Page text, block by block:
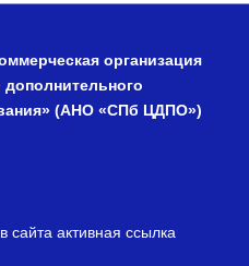
организация
дополнительного
(АНО «СПб ЦДПО»)
сайта активная ссылка